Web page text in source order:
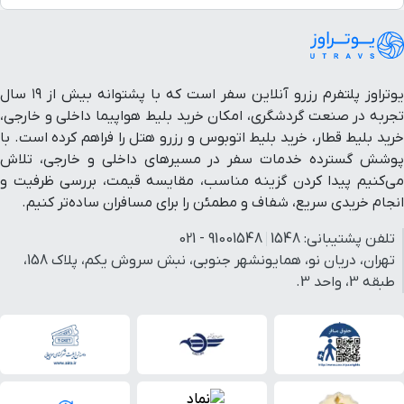
بیمارستان شهید رجایی
شیراز
بلوار رسول اعظم(ص) ۱۲ دقیقه با خودرو (۱۱ کیلومتر و ۶۱۵ متر)
بیمارستان کوثر ۱۵ دقیقه با خودرو (۱۲ کیلومتر و ۸۰۹ متر)
مجتمع تجاری آفتاب فارس ۱۵ دقیقه با خودرو (۱۳ کیلومتر و ۴۲۵ متر)
برم دلک
ترمینال مسافربری امیرکبیر ۱۶ دقیقه با خودرو (۱۴ کیلومتر و ۹۳ متر)
بلوار معالی آباد
یوتراوز پلتفرم رزرو آنلاین سفر است که با پشتوانه بیش از ۱۹ سال
تجربه در صنعت گردشگری، امکان خرید بلیط هواپیما داخلی و خارجی،
خرید بلیط قطار، خرید بلیط اتوبوس و رزرو هتل را فراهم کرده است. با
پوشش گسترده خدمات سفر در مسیرهای داخلی و خارجی، تلاش
می‌کنیم پیدا کردن گزینه مناسب، مقایسه قیمت، بررسی ظرفیت و
انجام خریدی سریع، شفاف و مطمئن را برای مسافران ساده‌تر کنیم.
تلفن پشتیبانی: 1548
91001548 - 021
تهران، دریان نو، همایونشهر جنوبی، نبش سروش یکم، پلاک 158،
طبقه 3، واحد 3.